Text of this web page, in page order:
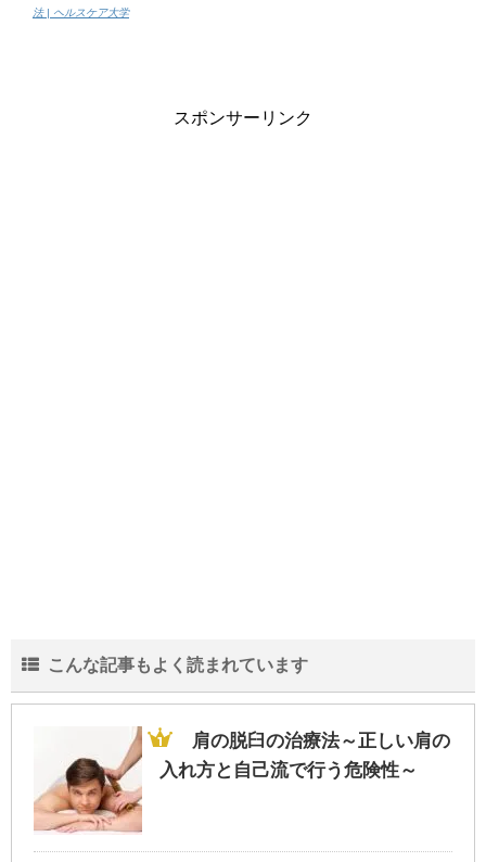
法 | ヘルスケア大学
スポンサーリンク
こんな記事もよく読まれています
肩の脱臼の治療法～正しい肩の
入れ方と自己流で行う危険性～